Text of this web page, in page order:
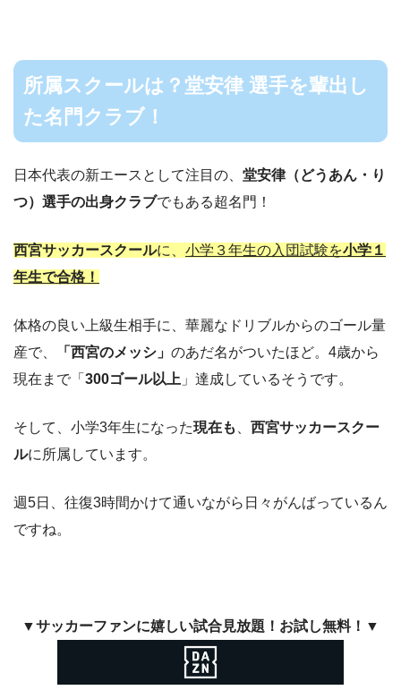
所属スクールは？堂安律 選手を輩出し
た名門クラブ！
日本代表の新エースとして注目の、 堂安律（どうあん・り
つ）選手の出身クラブでもある超名門！
西宮サッカースクールに、 小学３年生の入団試験を小学１
年生で合格！
体格の良い上級生相手に、華麗なドリブルからのゴール量
産で、
「西宮のメッシ」 のあだ名がついたほど。4歳から
現在まで「 300ゴール以上 」達成しているそうです。
そして、小学3年生になった現在も
西宮サッカースクー
ルに所属しています。
週5日、往復3時間かけて通いながら日々がんばっているん
ですね。
▼サッカーファンに嬉しい試合見放題！お試し無料！▼